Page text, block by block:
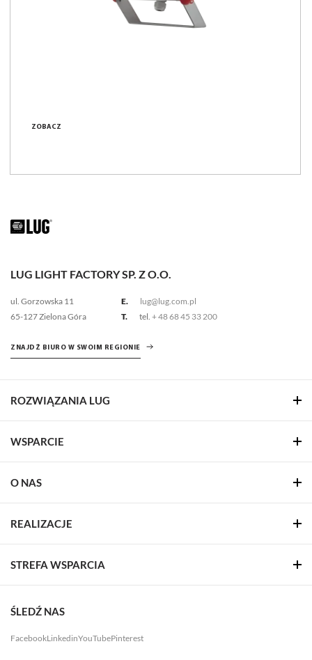
ZOBACZ
LUG LIGHT FACTORY SP. Z O.O.
ul. Gorzowska 11
65-127 Zielona Góra
E.
lug@lug.com.pl
T.
tel. + 48 68 45 33 200
ZNAJDŹ BIURO W SWOIM REGIONIE
ROZWIĄZANIA LUG
WSPARCIE
O NAS
REALIZACJE
STREFA WSPARCIA
ŚLEDŹ NAS
FacebookLinkedinYouTubePinterest